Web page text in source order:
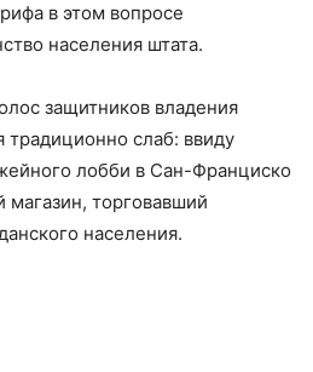
в этом вопросе
населения штата.
защитников владения
традиционно слаб: ввиду
лобби в Сан-Франциско
магазин, торговавший
населения.